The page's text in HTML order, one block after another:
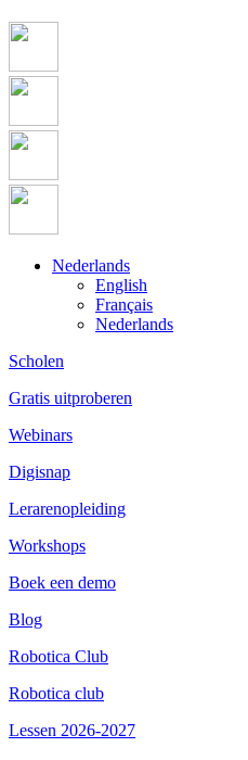
Nederlands
English
Français
Nederlands
Scholen
Gratis uitproberen
Webinars
Digisnap
Lerarenopleiding
Workshops
Boek een demo
Blog
Robotica Club
Robotica club
Lessen 2026-2027